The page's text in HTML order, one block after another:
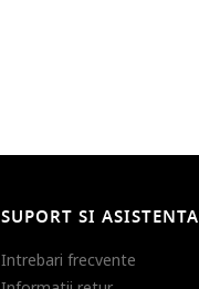
SUPORT SI ASISTENTA
Intrebari frecvente